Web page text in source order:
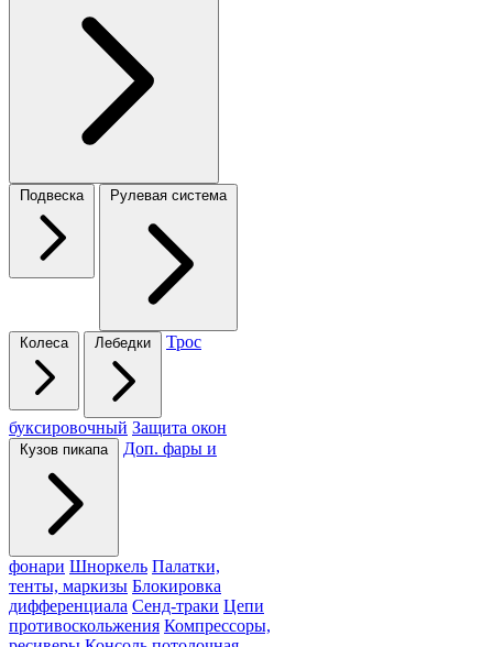
Подвеска Рулевая система
Колеса Лебедки Трос
буксировочный Защита окон
Кузов пикапа Доп. фары и
фонари Шноркель Палатки,
тенты, маркизы Блокировка
дифференциала Сенд-траки Цепи
противоскольжения Компрессоры,